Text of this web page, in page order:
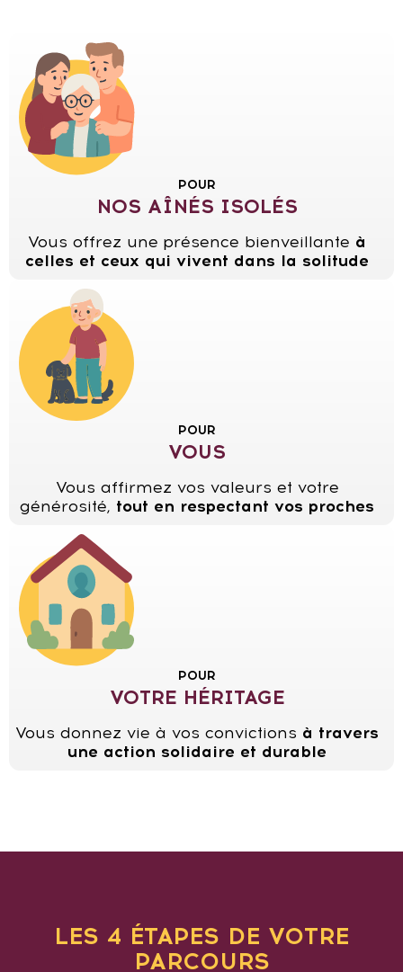
POUR
NOS AÎNÉS ISOLÉS
Vous offrez une présence bienveillante à
celles et ceux qui vivent dans la solitude
POUR
VOUS
Vous affirmez vos valeurs et votre
générosité, tout en respectant vos proches
POUR
VOTRE HÉRITAGE
Vous donnez vie à vos convictions à travers
une action solidaire et durable
LES 4 ÉTAPES DE VOTRE
PARCOURS